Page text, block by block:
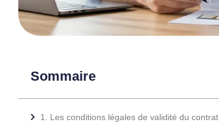
Sommaire
1. Les conditions légales de validité du contrat